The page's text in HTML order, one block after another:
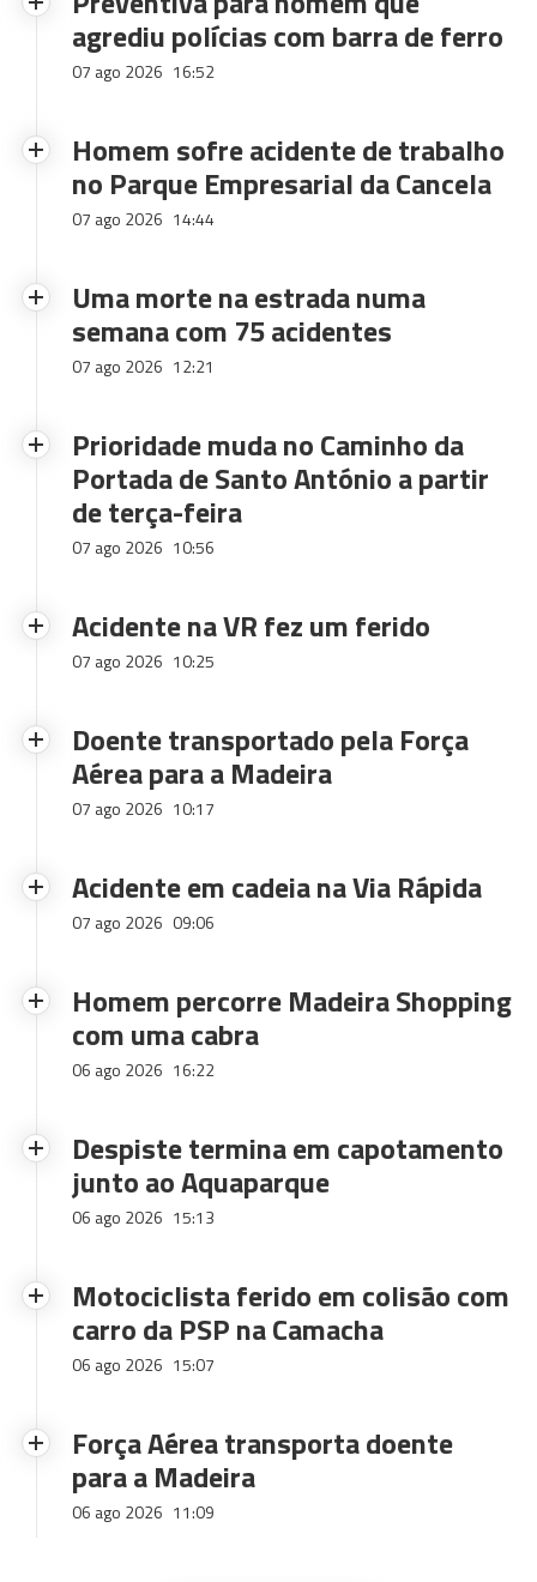
agrediu polícias com barra de ferro
07 ago 2026 16:52
Homem sofre acidente de trabalho
no Parque Empresarial da Cancela
07 ago 2026 14:44
Uma morte na estrada numa
semana com 75 acidentes
07 ago 2026 12:21
Prioridade muda no Caminho da
Portada de Santo António a partir
de terça-feira
07 ago 2026 10:56
Acidente na VR fez um ferido
07 ago 2026 10:25
Doente transportado pela Força
Aérea para a Madeira
07 ago 2026 10:17
Acidente em cadeia na Via Rápida
07 ago 2026 09:06
Homem percorre Madeira Shopping
com uma cabra
06 ago 2026 16:22
Despiste termina em capotamento
junto ao Aquaparque
06 ago 2026 15:13
Motociclista ferido em colisão com
carro da PSP na Camacha
06 ago 2026 15:07
Força Aérea transporta doente
para a Madeira
06 ago 2026 11:09